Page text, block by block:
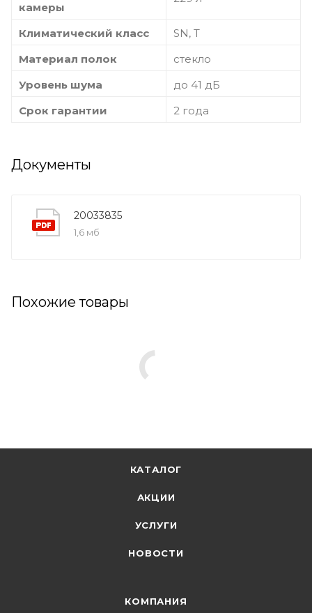
камеры
Климатический класс
SN, T
Материал полок
стекло
Уровень шума
до 41 дБ
Срок гарантии
2 года
Документы
20033835
1,6 мб
Похожие товары
КАТАЛОГ
АКЦИИ
УСЛУГИ
НОВОСТИ
КОМПАНИЯ